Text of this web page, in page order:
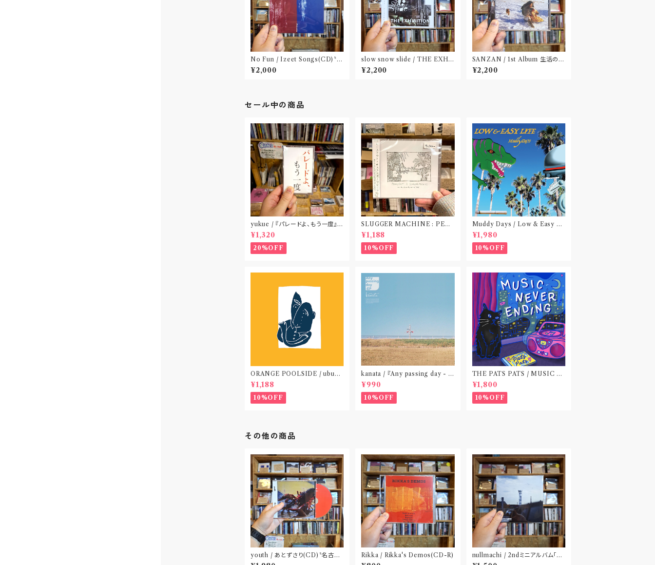
No Fun / Izeet Songs(CD)〝京
都〟
¥2,000
slow snow slide / THE EXHI
BITION(CD)〝山形県酒田市〟
¥2,200
SANZAN / 1st Album 生活の名
残(CD)〝静岡県三島市〟
¥2,200
セール中の商品
yukue / 『パレードよ、もう一度』
(TAPE)
¥1,320
20%OFF
SLUGGER MACHINE : PEA
CE OUT! / we die if we do no
t do “DIG”(SPLIT CD)〝横浜&
札幌〟
¥1,188
10%OFF
Muddy Days / Low & Easy Li
fe〝東京〟
¥1,980
10%OFF
ORANGE POOLSIDE / ubu
(CD作品)〝神奈川・厚木〟
¥1,188
10%OFF
kanata / 『Any passing day - E
P』(CD作品)〝東京〟
¥990
10%OFF
THE PATS PATS / MUSIC N
EVER ENDING(CD作品)
¥1,800
10%OFF
その他の商品
youth / あとずさり(CD)〝名古
屋〟
Rikka / Rikka's Demos(CD-R)
nullmachi / 2ndミニアルバム「逆
回転する私小説」(CD)